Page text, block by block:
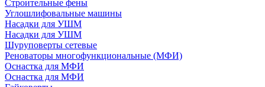
Строительные фены
Углошлифовальные машины
Насадки для УШМ
Насадки для УШМ
Шуруповерты сетевые
Реноваторы многофункциональные (МФИ)
Оснастка для МФИ
Оснастка для МФИ